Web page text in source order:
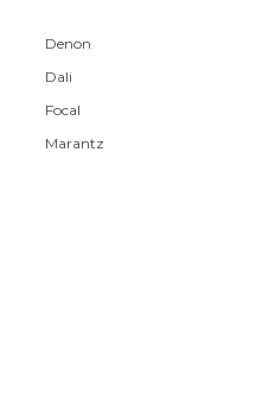
Denon
Dali
Focal
Marantz